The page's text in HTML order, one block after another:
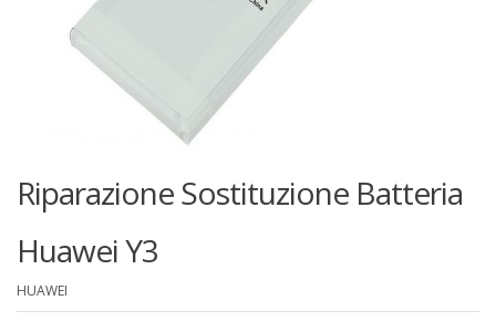
Riparazione Sostituzione Batteria
Huawei Y3
HUAWEI